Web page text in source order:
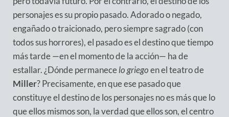
personajes es su propio pasado. Adorado o negado,
engañado o traicionado, pero siempre sagrado (con
todos sus horrores), el pasado es el destino que tiempo
más tarde —en el momento de la acción— ha de
estallar. ¿Dónde permanecelo griegoen el teatro de
Miller? Precisamente, en que ese pasado que
constituye el destino de los personajes no es más que lo
que ellos mismos son, la verdad que ellos son, el centro